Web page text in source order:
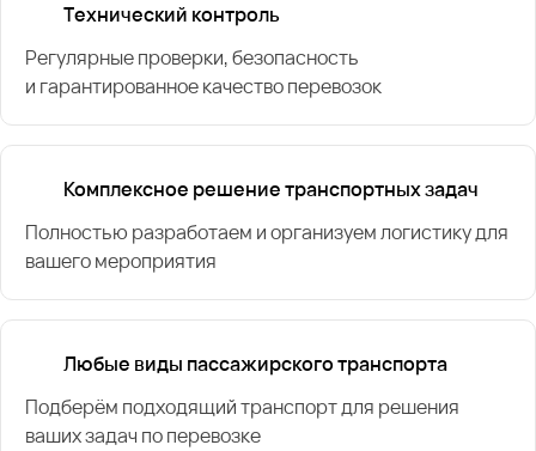
Технический контроль
Регулярные проверки, безопасность
и гарантированное качество перевозок
Комплексное решение транспортных задач
Полностью разработаем и организуем логистику для
вашего мероприятия
Любые виды пассажирского транспорта
Подберём подходящий транспорт для решения
ваших задач по перевозке